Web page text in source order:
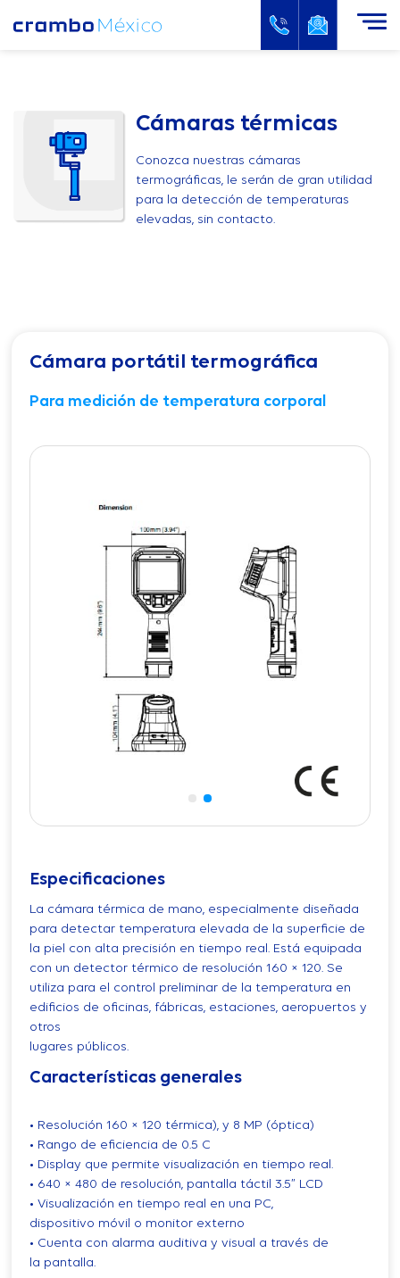
Cámaras térmicas
Conozca nuestras cámaras
termográficas, le serán de gran utilidad
para la detección de temperaturas
elevadas, sin contacto.
Cámara portátil termográfica
Para medición de temperatura corporal
Especificaciones
La cámara térmica de mano, especialmente diseñada
para detectar temperatura elevada de la superficie de
la piel con alta precisión en tiempo real. Está equipada
con un detector térmico de resolución 160 × 120. Se
utiliza para el control preliminar de la temperatura en
edificios de oficinas, fábricas, estaciones, aeropuertos y
otros
lugares públicos.
Características generales
• Resolución 160 × 120 térmica), y 8 MP (óptica)
• Rango de eficiencia de 0.5 C
• Display que permite visualización en tiempo real.
• 640 × 480 de resolución, pantalla táctil 3.5” LCD
• Visualización en tiempo real en una PC,
dispositivo móvil o monitor externo
• Cuenta con alarma auditiva y visual a través de
la pantalla.